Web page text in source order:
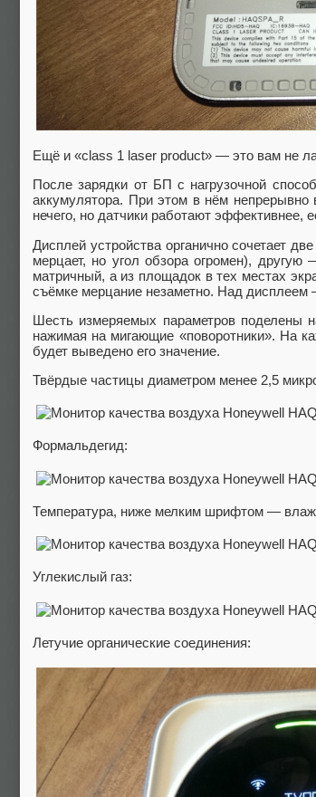
Ещё и «сlass 1 laser product» — это вам не
После зарядки от БП с нагрузочной
аккумулятора. При этом в нём непрерывно
нечего, но датчики работают эффективнее,
Дисплей устройства органично сочетает
мерцает, но угол обзора огромен),
матричный, а из площадок в тех местах
съёмке мерцание незаметно. Над
Шесть измеряемых параметров поделены
нажимая на мигающие «поворотники». На
будет выведено его значение.
Твёрдые частицы диаметром менее 2,5
Формальдегид:
Температура, ниже мелким шрифтом —
Углекислый газ:
Летучие органические соединения: